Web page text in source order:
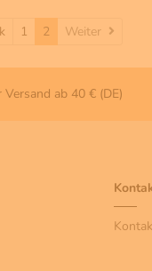
Zurück
1 2 Weiter
ab 40 € (DE)